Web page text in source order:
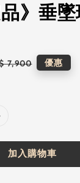
》垂
7,900 優惠
加入購物車